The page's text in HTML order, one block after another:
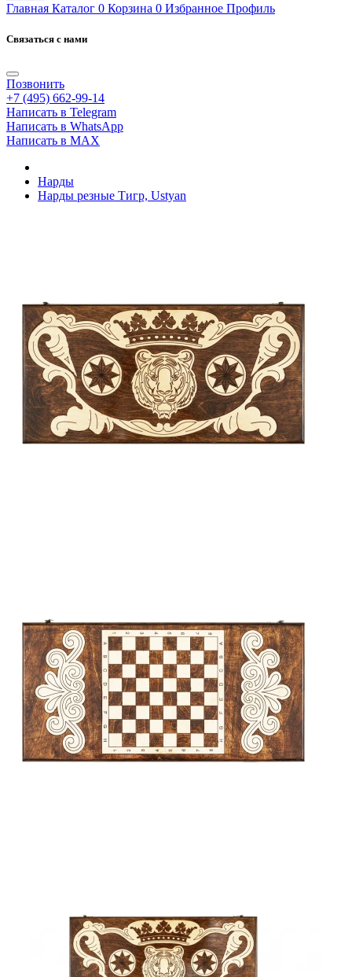
Главная Каталог 0 Корзина 0 Избранное Профиль
Связаться с нами
Позвонить
+7 (495) 662-99-14
Написать в Telegram
Написать в WhatsApp
Написать в MAX
Нарды
Нарды резные Тигр, Ustyan